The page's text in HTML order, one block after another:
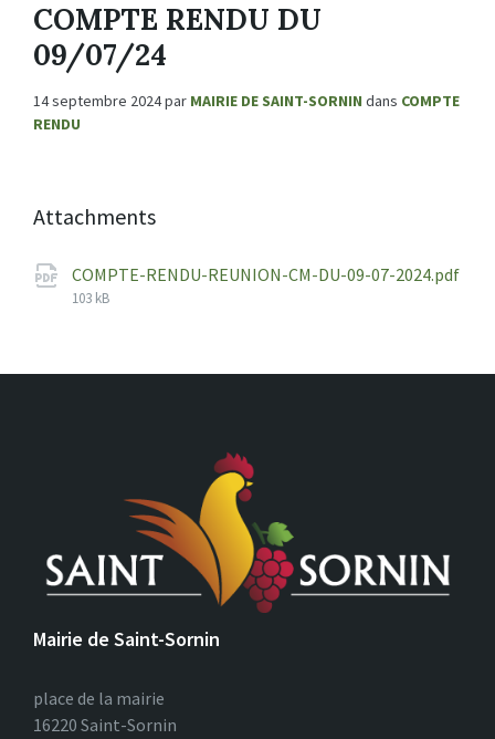
COMPTE RENDU DU
09/07/24
14 septembre 2024par MAIRIE DE SAINT-SORNIN dans COMPTE
RENDU
Attachments
COMPTE-RENDU-REUNION-CM-DU-09-07-2024.pdf
File
103 kB
Mairie de Saint-Sornin
place de la mairie
16220 Saint-Sornin